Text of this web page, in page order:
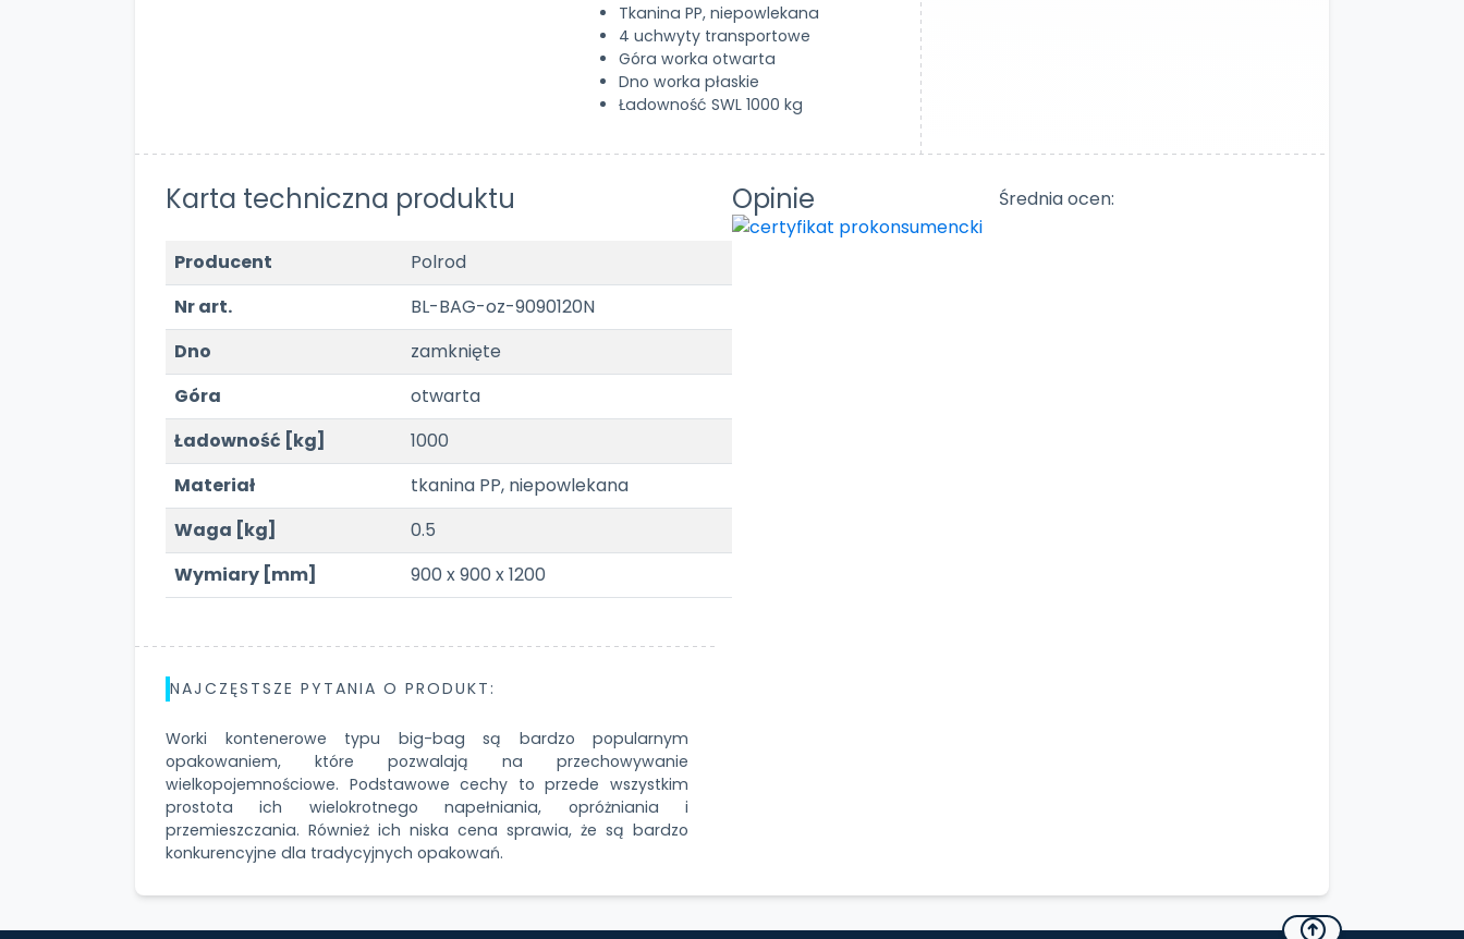
Tkanina PP, niepowlekana
4 uchwyty transportowe
Góra worka otwarta
Dno worka płaskie
Ładowność SWL 1000 kg
Karta techniczna produktu
Producent
Polrod
Nr art.
BL-BAG-oz-9090120N
Dno
zamknięte
Góra
otwarta
Ładowność [kg]
1000
Materiał
tkanina PP, niepowlekana
Waga [kg]
0.5
Wymiary [mm]
900 x 900 x 1200
Opinie Średnia ocen:
NAJCZĘSTSZE PYTANIA O PRODUKT:
Worki kontenerowe typu big-bag są bardzo popularnym
opakowaniem, które pozwalają na przechowywanie
wielkopojemnościowe. Podstawowe cechy to przede wszystkim
prostota ich wielokrotnego napełniania, opróżniania i
przemieszczania. Również ich niska cena sprawia, że są bardzo
konkurencyjne dla tradycyjnych opakowań.